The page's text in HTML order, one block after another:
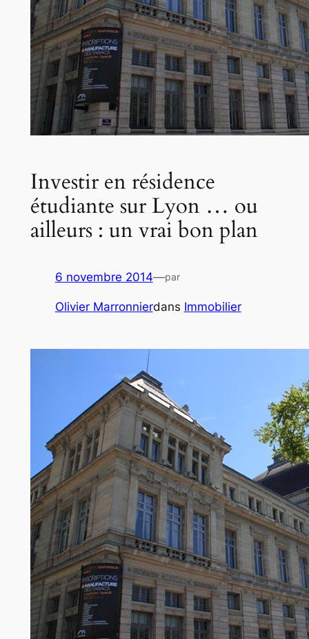
Investir en résidence
étudiante sur Lyon … ou
ailleurs : un vrai bon plan
6 novembre 2014—par
Olivier Marronnierdans Immobilier